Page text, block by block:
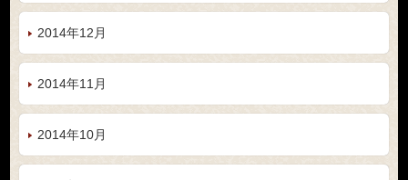
2014年12月
2014年11月
2014年10月